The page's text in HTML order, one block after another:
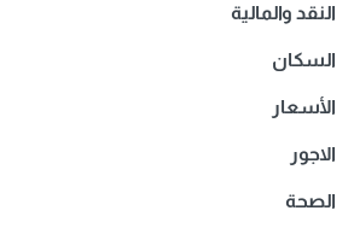
النقد والمالية
السكان
الأسعار
الاجور
الصحة